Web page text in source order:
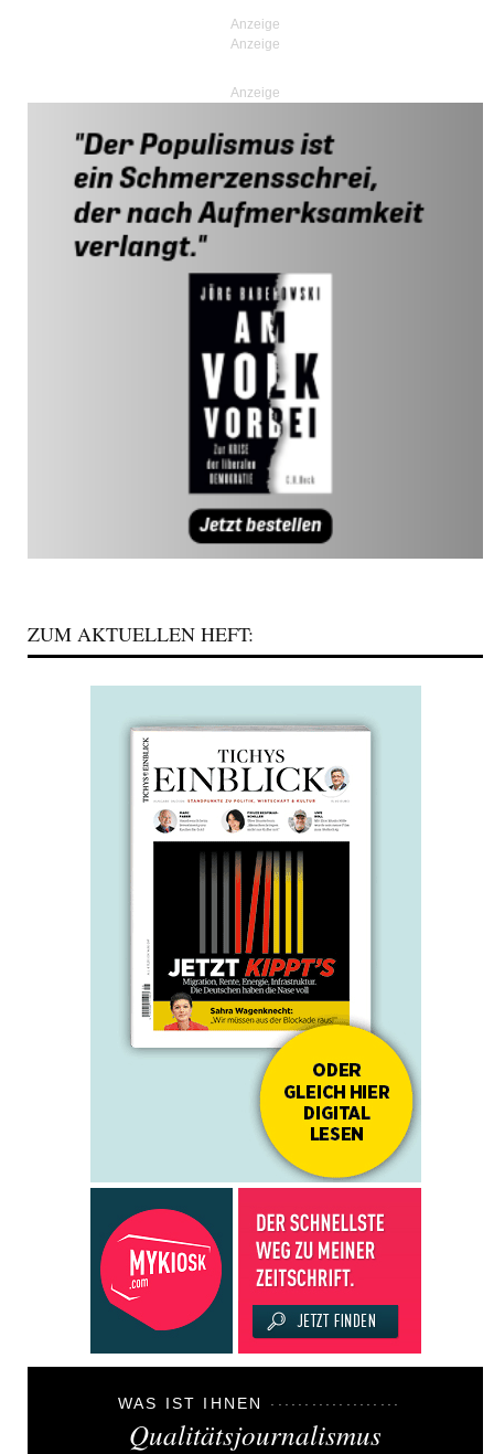
Anzeige
ZUM AKTUELLEN HEFT:
WAS IST IHNEN
Qualitätsjournalismus